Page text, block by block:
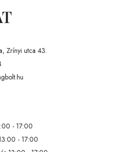
Zrínyi utca 43.
- 17:00
- 17:00